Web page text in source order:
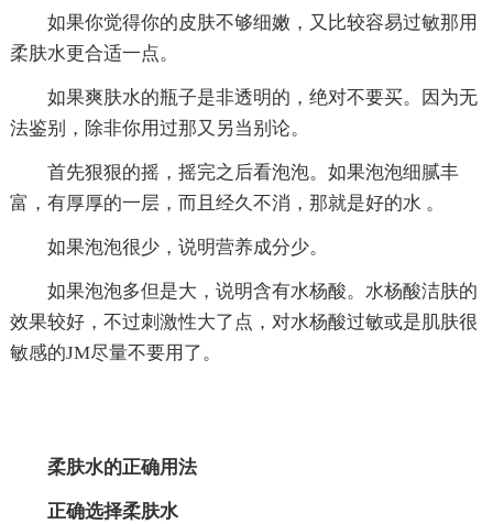
如果你觉得你的皮肤不够细嫩，又比较容易过敏那用
柔肤水更合适一点。
如果爽肤水的瓶子是非透明的，绝对不要买。因为无
法鉴别，除非你用过那又另当别论。
首先狠狠的摇，摇完之后看泡泡。如果泡泡细腻丰
富，有厚厚的一层，而且经久不消，那就是好的水 。
如果泡泡很少，说明营养成分少。
如果泡泡多但是大，说明含有水杨酸。水杨酸洁肤的
效果较好，不过刺激性大了点，对水杨酸过敏或是肌肤很
敏感的JM尽量不要用了。
柔肤水的正确用法
正确选择柔肤水